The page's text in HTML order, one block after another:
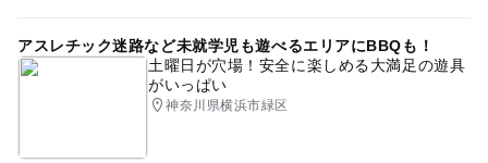
アスレチック迷路など未就学児も遊べるエリアにBBQも！
土曜日が穴場！安全に楽しめる大満足の遊具
がいっぱい
神奈川県横浜市緑区